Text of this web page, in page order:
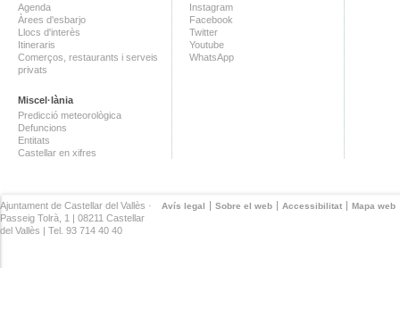
Agenda
Àrees d'esbarjo
Llocs d'interès
Itineraris
Comerços, restaurants i serveis
privats
Miscel·lània
Predicció meteorològica
Defuncions
Entitats
Castellar en xifres
Instagram
Facebook
Twitter
Youtube
WhatsApp
Avís legal Sobre el web Accessibilitat Mapa web
Ajuntament de Castellar del Vallès ·
Passeig Tolrà, 1 | 08211 Castellar
del Vallès | Tel. 93 714 40 40